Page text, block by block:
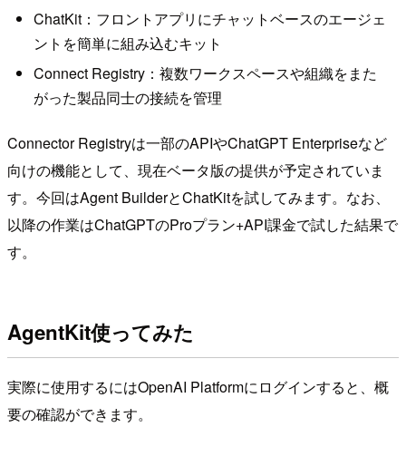
ChatKit：フロントアプリにチャットベースのエージェ
ントを簡単に組み込むキット
Connect Registry：複数ワークスペースや組織をまた
がった製品同士の接続を管理
Connector Registryは一部のAPIやChatGPT Enterpriseなど
向けの機能として、現在ベータ版の提供が予定されていま
す。今回はAgent BuilderとChatKitを試してみます。なお、
以降の作業はChatGPTのProプラン+API課金で試した結果で
す。
AgentKit使ってみた
実際に使用するにはOpenAI Platformにログインすると、概
要の確認ができます。